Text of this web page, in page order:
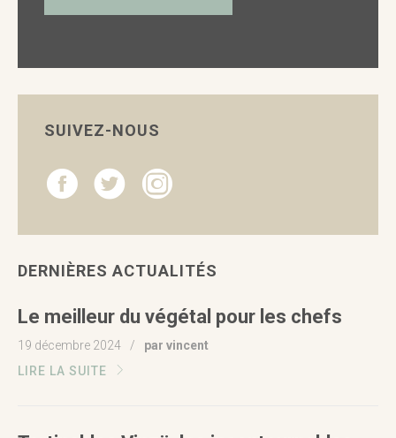
SUIVEZ-NOUS
DERNIÈRES ACTUALITÉS
Le meilleur du végétal pour les chefs
19 décembre 2024
par vincent
LIRE LA SUITE